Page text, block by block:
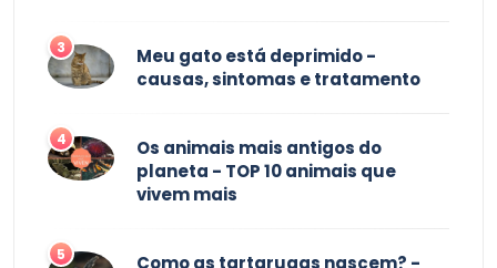
3
Meu gato está deprimido -
causas, sintomas e tratamento
4
Os animais mais antigos do
planeta - TOP 10 animais que
vivem mais
5 Como as tartarugas nascem? -